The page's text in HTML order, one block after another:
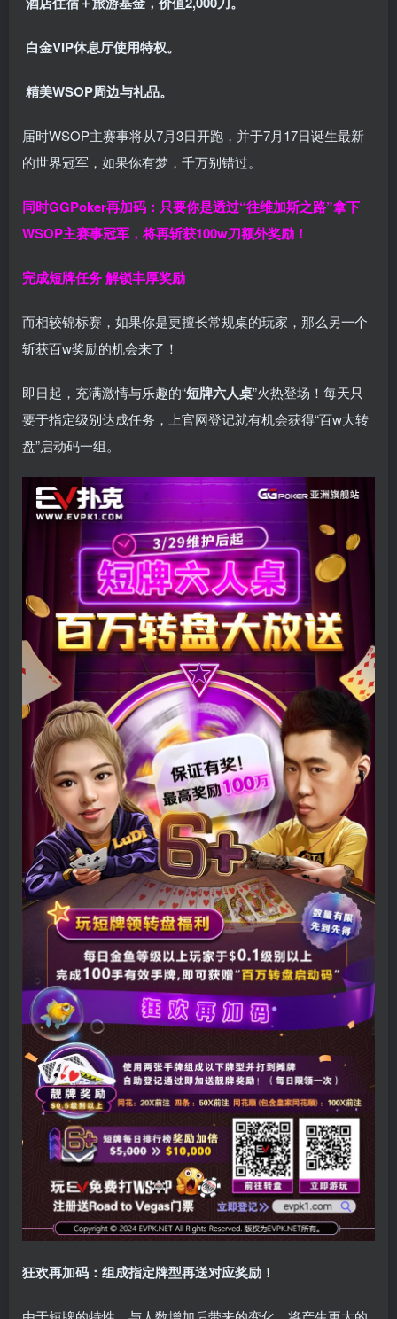
白金VIP休息厅使用特权。
精美WSOP周边与礼品。
届时WSOP主赛事将从7月3日开跑，并于7月17日诞生最新
的世界冠军，如果你有梦，千万别错过。
同时GGPoker再加码：只要你是透过“往维加斯之路”拿下
WSOP主赛事冠军，将再斩获100w刀额外奖励！
完成短牌任务 解锁丰厚奖励
而相较锦标赛，如果你是更擅长常规桌的玩家，那么另一个
斩获百w奖励的机会来了！
即日起，充满激情与乐趣的“短牌六人桌”火热登场！每天只
要于指定级别达成任务，上官网登记就有机会获得“百w大转
盘”启动码一组。
狂欢再加码：组成指定牌型再送对应奖励！